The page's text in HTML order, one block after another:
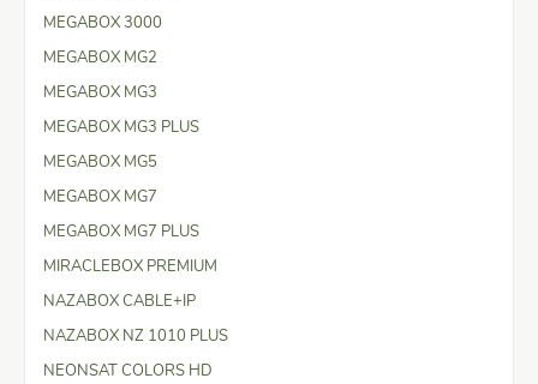
MEGABOX 3000
MEGABOX MG2
MEGABOX MG3
MEGABOX MG3 PLUS
MEGABOX MG5
MEGABOX MG7
MEGABOX MG7 PLUS
MIRACLEBOX PREMIUM
NAZABOX CABLE+IP
NAZABOX NZ 1010 PLUS
NEONSAT COLORS HD